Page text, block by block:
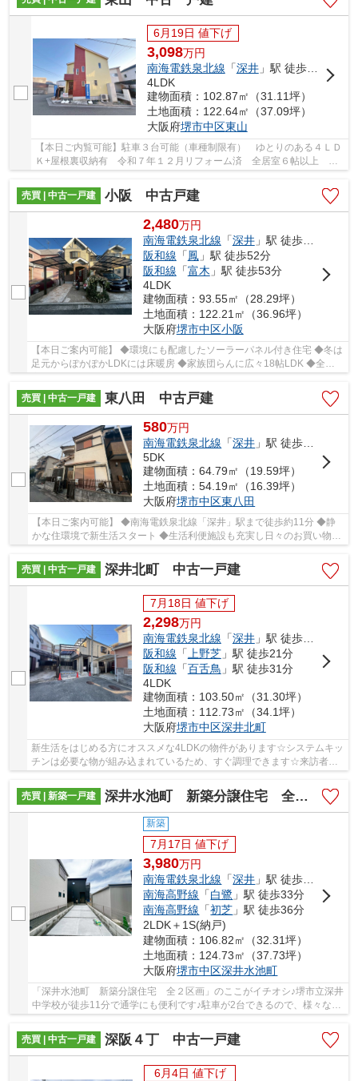
6月19日 値下げ
3,098万円
南海電鉄泉北線 「深井」駅 徒歩26分
4LDK
建物面積：102.87㎡（31.11坪）
土地面積：122.64㎡（37.09坪）
大阪府堺市中区東山
【本日ご内覧可能】駐車３台可能（車種制限有） ゆとりのある４ＬＤ
Ｋ+屋根裏収納有 令和７年１２月リフォーム済 全居室６帖以上 前
面道路約５．７ｍ
売買 | 中古一戸建
小阪 中古戸建
2,480万円
南海電鉄泉北線 「深井」駅 徒歩24分
阪和線 「鳳」駅 徒歩52分
阪和線 「富木 」駅 徒歩53分
4LDK
建物面積：93.55㎡（28.29坪）
土地面積：122.21㎡（36.96坪）
大阪府堺市中区小阪
【本日ご案内可能】 ◆環境にも配慮したソーラーパネル付き住宅 ◆冬は
足元からぽかぽかLDKには床暖房 ◆家族団らんに広々18帖LDK ◆全居
室収納備え付け ◆来客時重宝なカースペース駐車2台可
売買 | 中古一戸建
東八田 中古戸建
580万円
南海電鉄泉北線 「深井 」駅 徒歩11分
5DK
建物面積：64.79㎡（19.59坪）
土地面積：54.19㎡（16.39坪）
大阪府堺市中区東八田
【本日ご案内可能】 ◆南海電鉄泉北線「深井」駅まで徒歩約11分 ◆静
かな住環境で新生活スタート ◆生活利便施設も充実し日々のお買い物に
も困りません ◆昭和レトロ感がお好きな方にお勧...
売買 | 中古一戸建
深井北町 中古一戸建
7月18日 値下げ
2,298万円
南海電鉄泉北線 「深井」駅 徒歩22分
阪和線 「上野芝」駅 徒歩21分
阪和線 「百舌鳥 」駅 徒歩31分
4LDK
建物面積：103.50㎡（31.30坪）
土地面積：112.73㎡（34.1坪）
大阪府堺市中区深井北町
新生活をはじめる方にオススメな4LDKの物件があります☆システムキッ
チンは必要な物が組み込まれているため、すぐ調理できます☆来訪者を
売買 | 新築一戸建
深井水池町 新築分譲住宅 全２区画
新築
7月17日 値下げ
3,980万円
南海電鉄泉北線 「深井 」駅 徒歩11分
南海高野線 「白鷺 」駅 徒歩33分
南海高野線 「初芝 」駅 徒歩36分
2LDK＋1S(納戸)
建物面積：106.82㎡（32.31坪）
土地面積：124.73㎡（37.73坪）
大阪府堺市中区深井水池町
「深井水池町 新築分譲住宅 全２区画」のここがイチオシ♪堺市立深井
中学校が徒歩11分で通学にも便利です♪駐車が2台できるので、様々な用
売買 | 中古一戸建
深阪４丁 中古一戸建
6月4日 値下げ